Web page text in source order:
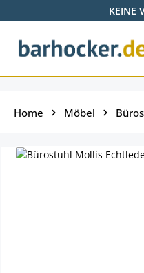
Zum Hauptinhalt springen
KEINE
Home Möbel